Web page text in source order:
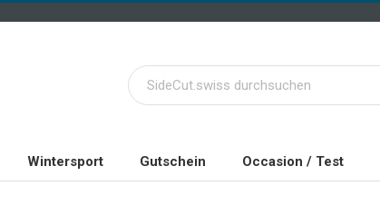
Wintersport Gutschein Occasion / Test